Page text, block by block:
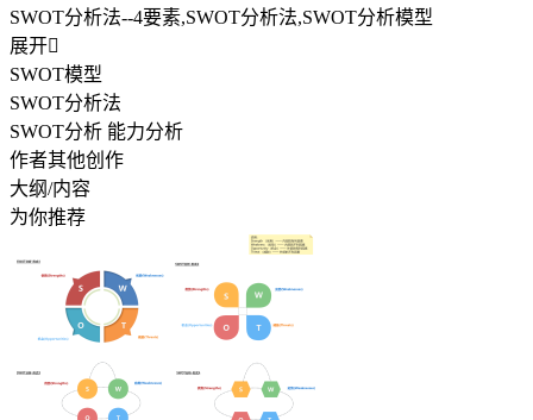
SWOT分析法--4要素,SWOT分析法,SWOT分析模型
展开
SWOT模型
SWOT分析法
SWOT分析 能力分析
作者其他创作
大纲/内容
为你推荐